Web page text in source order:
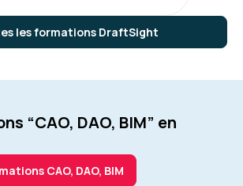
les formations DraftSight
“CAO, DAO, BIM” en
CAO, DAO, BIM